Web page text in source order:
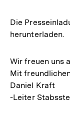
Die
herunterladen.
Wir freuen uns
Mit
Daniel Kraft
-Leiter